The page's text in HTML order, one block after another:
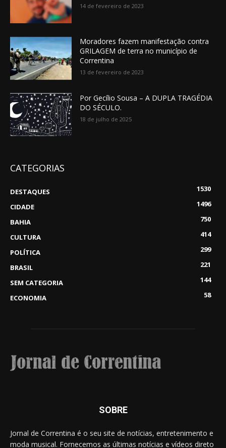
14 de fevereiro de 2023
Moradores fazem manifestação contra
GRILAGEM de terra no município de
Correntina
13 de fevereiro de 2023
Por Gecílio Sousa – A DUPLA TRAGÉDIA
DO SÉCULO.
18 de julho de 2025
CATEGORIAS
DESTAQUES
1530
CIDADE
1496
BAHIA
750
CULTURA
414
POLÍTICA
299
BRASIL
221
SEM CATEGORIA
144
ECONOMIA
58
SOBRE
Jornal de Correntina é o seu site de notícias, entretenimento e
moda musical. Fornecemos as últimas notícias e vídeos direto